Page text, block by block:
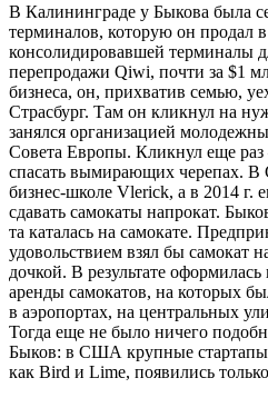
В Калининграде у Быкова была
терминалов, которую он продал
консолидировавшей терминалы
перепродажи Qiwi, почти за $1
бизнеса, он, прихватив семью,
Страсбург. Там он кликнул на
занялся организацией
Совета Европы. Кликнул еще
спасать вымирающих черепах. В
бизнес-школе Vlerick, а в 2014 г.
сдавать самокаты напрокат.
та каталась на самокате.
удовольствием взял бы самокат
дочкой. В результате
аренды самокатов, на которых
в аэропортах, на центральных
Тогда еще не было ничего
Быков: в США крупные стартапы
как Bird и Lime, появились